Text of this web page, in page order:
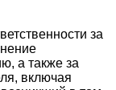
за
а также за
включая